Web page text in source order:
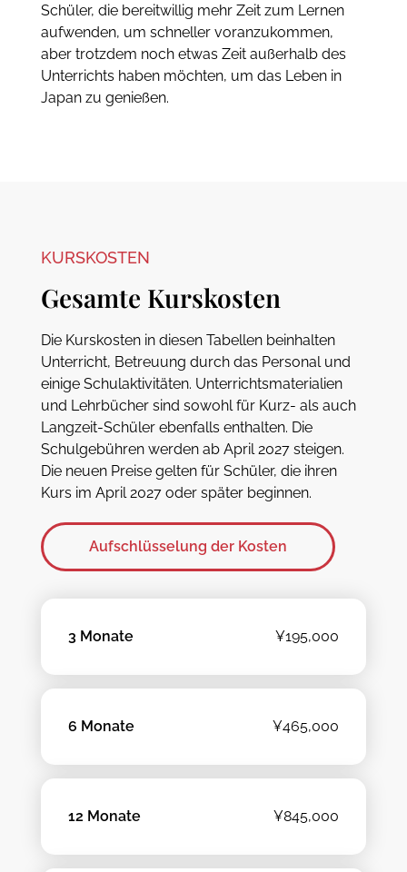
Schüler, die bereitwillig mehr Zeit zum Lernen
aufwenden, um schneller voranzukommen,
aber trotzdem noch etwas Zeit außerhalb des
Unterrichts haben möchten, um das Leben in
Japan zu genießen.
3 Monate ¥195,000
6 Monate ¥465,000
12 Monate ¥845,000
KURSKOSTEN
Gesamte Kurskosten
Die Kurskosten in diesen Tabellen beinhalten
Unterricht, Betreuung durch das Personal und
einige Schulaktivitäten. Unterrichtsmaterialien
und Lehrbücher sind sowohl für Kurz- als auch
Langzeit-Schüler ebenfalls enthalten. Die
Schulgebühren werden ab April 2027 steigen.
Die neuen Preise gelten für Schüler, die ihren
Kurs im April 2027 oder später beginnen.
Aufschlüsselung der Kosten